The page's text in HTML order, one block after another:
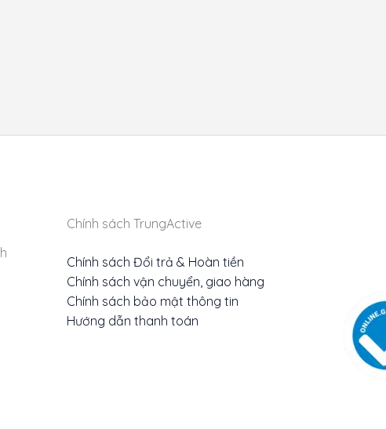
Chính sách TrungActive
Chính sách Đổi trả & Hoàn tiền
Chính sách vận chuyển, giao hàng
Chính sách bảo mật thông tin
Hướng dẫn thanh toán